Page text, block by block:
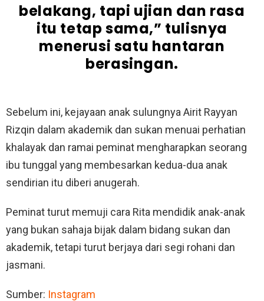
belakang, tapi ujian dan rasa
itu tetap sama,” tulisnya
menerusi satu hantaran
berasingan.
Sebelum ini, kejayaan anak sulungnya Airit Rayyan
Rizqin dalam akademik dan sukan menuai perhatian
khalayak dan ramai peminat mengharapkan seorang
ibu tunggal yang membesarkan kedua-dua anak
sendirian itu diberi anugerah.
Peminat turut memuji cara Rita mendidik anak-anak
yang bukan sahaja bijak dalam bidang sukan dan
akademik, tetapi turut berjaya dari segi rohani dan
jasmani.
Sumber: Instagram